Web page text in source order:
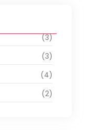
(3)
(3)
(4)
(2)